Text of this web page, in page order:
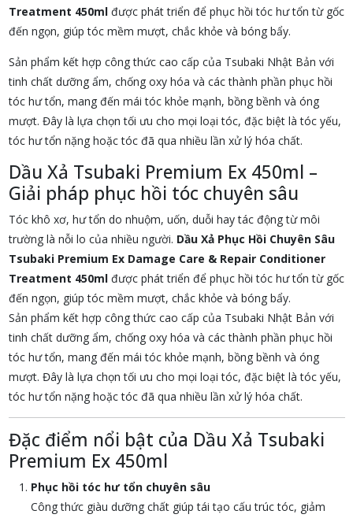
Treatment 450mlđược phát triển để phục hồi tóc hư tổn từ gốc
đến ngọn, giúp tóc mềm mượt, chắc khỏe và bóng bẩy.
Sản phẩm kết hợp công thức cao cấp của Tsubaki Nhật Bản với
tinh chất dưỡng ẩm, chống oxy hóa và các thành phần phục hồi
tóc hư tổn, mang đến mái tóc khỏe mạnh, bồng bềnh và óng
mượt. Đây là lựa chọn tối ưu cho mọi loại tóc, đặc biệt là tóc yếu,
tóc hư tổn nặng hoặc tóc đã qua nhiều lần xử lý hóa chất.
Dầu Xả Tsubaki Premium Ex 450ml –
Giải pháp phục hồi tóc chuyên sâu
Tóc khô xơ, hư tổn do nhuộm, uốn, duỗi hay tác động từ môi
trường là nỗi lo của nhiều người. Dầu Xả Phục Hồi Chuyên Sâu
Tsubaki Premium Ex Damage Care & Repair Conditioner
Treatment 450mlđược phát triển để phục hồi tóc hư tổn từ gốc
đến ngọn, giúp tóc mềm mượt, chắc khỏe và bóng bẩy.
Sản phẩm kết hợp công thức cao cấp của Tsubaki Nhật Bản với
tinh chất dưỡng ẩm, chống oxy hóa và các thành phần phục hồi
tóc hư tổn, mang đến mái tóc khỏe mạnh, bồng bềnh và óng
mượt. Đây là lựa chọn tối ưu cho mọi loại tóc, đặc biệt là tóc yếu,
tóc hư tổn nặng hoặc tóc đã qua nhiều lần xử lý hóa chất.
Đặc điểm nổi bật của Dầu Xả Tsubaki
Premium Ex 450ml
Phục hồi tóc hư tổn chuyên sâu
Công thức giàu dưỡng chất giúp tái tạo cấu trúc tóc, giảm